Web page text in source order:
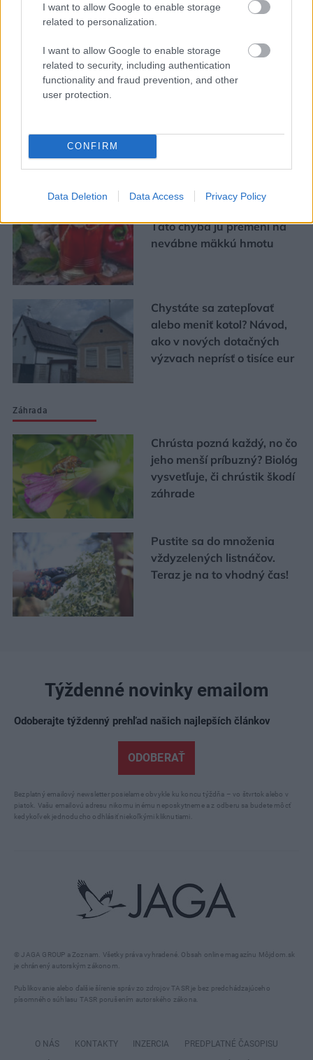
I want to allow Google to enable storage
related to personalization.
I want to allow Google to enable storage
related to security, including authentication
functionality and fraud prevention, and other
user protection.
CONFIRM
Data Deletion Data Access Privacy Policy
najhorší v dostupnosti
bývania
Ružomberok sa konečne
Táto chyba ju premení na
nevábne mäkkú hmotu
Chystáte sa zatepľovať
alebo meniť kotol? Návod,
ako v nových dotačných
výzvach neprísť o tisíce eur
Záhrada
Chrústa pozná každý, no čo
jeho menší príbuzný? Biológ
vysvetľuje, či chrústik škodí
záhrade
Pustite sa do množenia
vždyzelených listnáčov.
Teraz je na to vhodný čas!
© JAGA GROUP a Zoznam. Všetky práva vyhradené. Obsah online magazínu Môjdom.sk
je chránený autorským zákonom.
Publikovanie alebo ďalšie šírenie správ zo zdrojov TASR je bez predchádzajúceho
písomného súhlasu TASR porušením autorského zákona.
Týždenné novinky emailom
Odoberajte týždenný prehľad našich najlepších článkov
ODOBERAŤ
Bezplatný emailový newsletter posielame obvykle ku koncu týždňa – vo štvrtok alebo v
piatok. Vašu emailovú adresu nikomu inému neposkytneme a z odberu sa budete môcť
kedykoľvek jednoducho odhlásiť niekoľkými kliknutiami.
O NÁS KONTAKTY INZERCIA PREDPLATNÉ ČASOPISU